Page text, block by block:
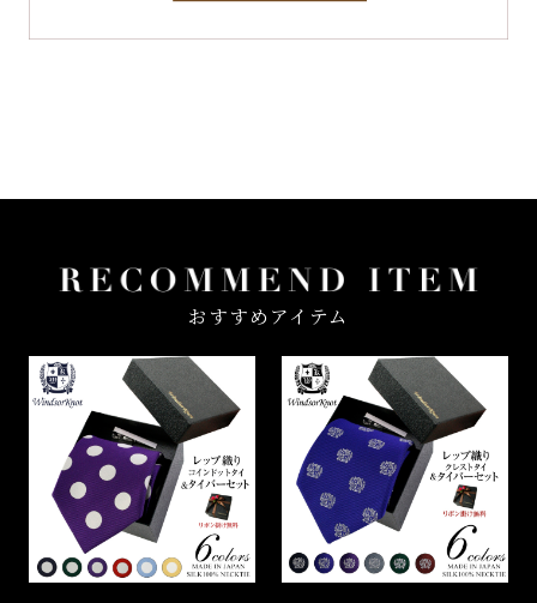
おすすめアイテム